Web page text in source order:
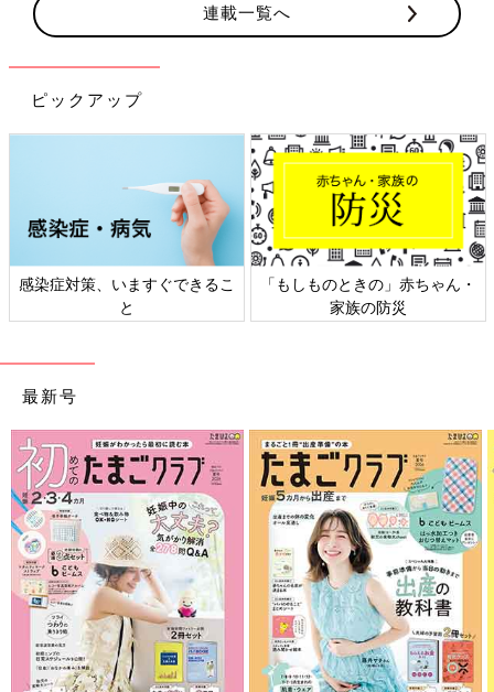
連載一覧へ
ピックアップ
感染症対策、いますぐできるこ
と
「もしものときの」赤ちゃん・
家族の防災
最新号